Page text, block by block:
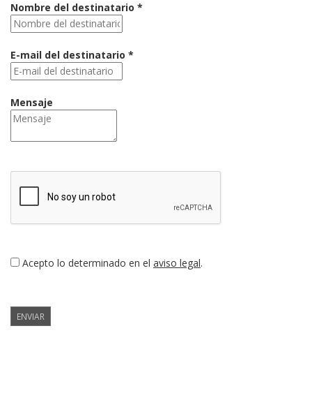
Nombre del destinatario *
E-mail del destinatario *
Mensaje
Acepto lo determinado en el aviso legal.
ENVIAR